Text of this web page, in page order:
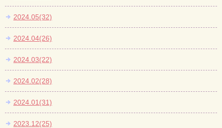
2024.05(32)
2024.04(26)
2024.03(22)
2024.02(28)
2024.01(31)
2023.12(25)